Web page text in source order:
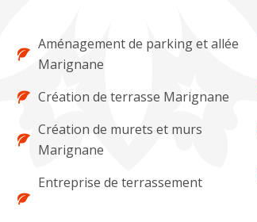
Aménagement de parking et allée
Marignane
Création de terrasse Marignane
Création de murets et murs
Marignane
Entreprise de terrassement